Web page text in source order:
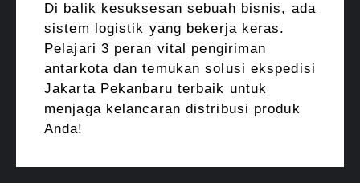
Di balik kesuksesan sebuah bisnis, ada
sistem logistik yang bekerja keras.
Pelajari 3 peran vital pengiriman
antarkota dan temukan solusi ekspedisi
Jakarta Pekanbaru terbaik untuk
menjaga kelancaran distribusi produk
Anda!